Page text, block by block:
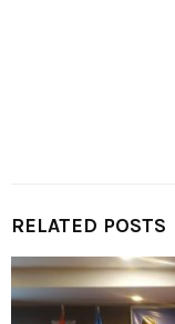
RELATED POSTS